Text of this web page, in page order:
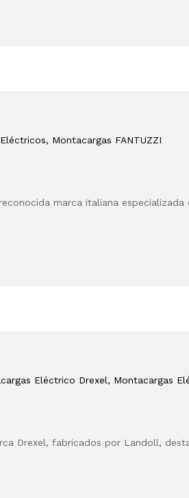
, Montacargas FANTUZZI
marca italiana
Eléctrico Drexel, Montacargas
Drexel, fabricados por Landoll,